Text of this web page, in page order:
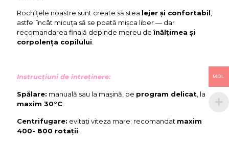
Rochițele noastre sunt create să stea lejer și confortabil
astfel încât micuța să se poată mișca liber — dar
recomandarea finală depinde mereu de înălțimea și
corpolența copilului
Instrucțiuni de întreținere:
Spălare: manuală sau la mașină, pe program delicat , la
maxim 30°C
Centrifugare: evitați viteza mare; recomandat maxim
400- 800 rotații
MDL